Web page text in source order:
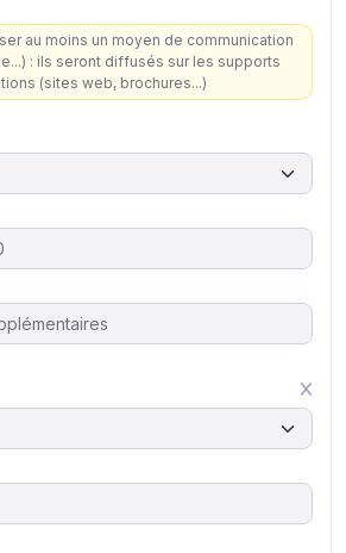
au moins un moyen de communication
: ils seront diffusés sur les supports
(sites web, brochures...)